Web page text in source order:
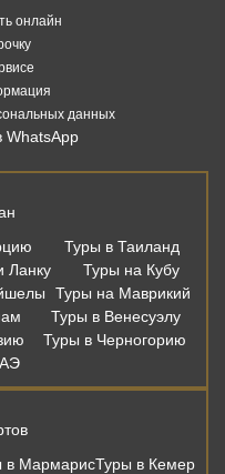
онлайн
данных
WhatsApp
Туры в Таиланд
Ланку
Туры на Кубу
Туры на Маврикий
Туры в Венесуэлу
Туры в Черногорию
в МармарисТуры в Кемер